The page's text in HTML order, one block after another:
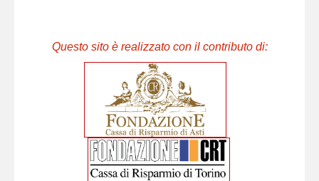
Questo sito è realizzato con il contributo di: